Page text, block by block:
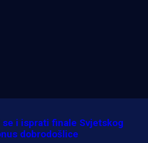
i isprati finale Svjetskog
dobrodošlice